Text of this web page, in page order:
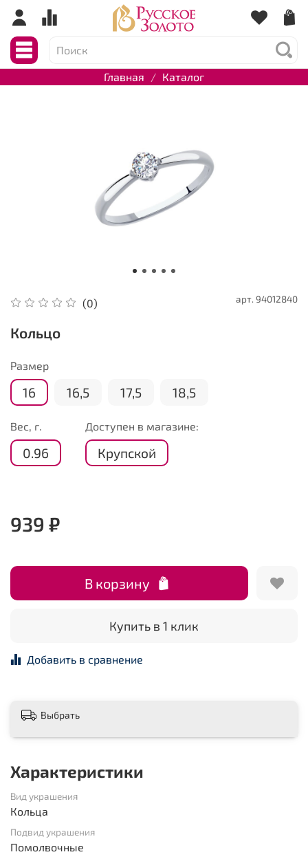
Главная Каталог
(0) арт. 94012840
Кольцо
Размер
16 16,5 17,5 18,5
Вес, г.
0.96
Доступен в магазине:
Крупской
939 ₽
В корзину
Купить в 1 клик
Добавить в сравнение
Выбрать
Характеристики
Вид украшения
Кольца
Подвид украшения
Помолвочные